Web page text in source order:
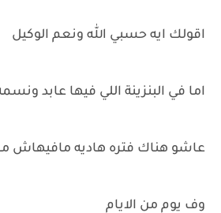
اقولك ايه حسبي الله ونعم الوكيل
اما في البنزينة اللي فيها عابد
عاشو هناك فتره هاديه مافيهاش
وف يوم من الايام